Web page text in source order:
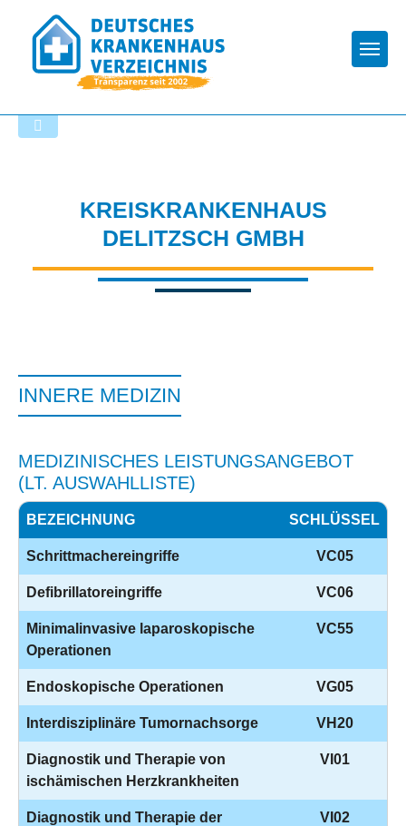
KREISKRANKENHAUS
DELITZSCH GMBH
INNERE MEDIZIN
MEDIZINISCHES LEISTUNGSANGEBOT
(LT. AUSWAHLLISTE)
BEZEICHNUNG SCHLÜSSEL
Schrittmachereingriffe VC05
Defibrillatoreingriffe VC06
Minimalinvasive laparoskopische
Operationen
VC55
Endoskopische Operationen VG05
Interdisziplinäre Tumornachsorge VH20
Diagnostik und Therapie von
ischämischen Herzkrankheiten
VI01
Diagnostik und Therapie der
VI02